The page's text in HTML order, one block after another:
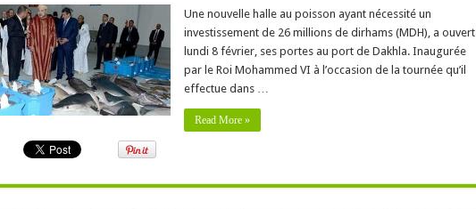
Une nouvelle halle au poisson ayant nécessité un
investissement de 26 millions de dirhams (MDH), a ouvert
lundi 8 février, ses portes au port de Dakhla. Inaugurée
par le Roi Mohammed VI à l’occasion de la tournée qu’il
effectue dans …
Read More »